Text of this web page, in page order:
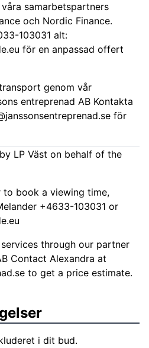
samarbetspartners
och Nordic Finance.
103031 alt:
för en anpassad offert
genom vår
entreprenad AB Kontakta
för
LP Väst on behalf of the
to book a viewing time,
+4633-103031 or
through our partner
Contact Alexandra at
to get a price estimate.
i dit bud.